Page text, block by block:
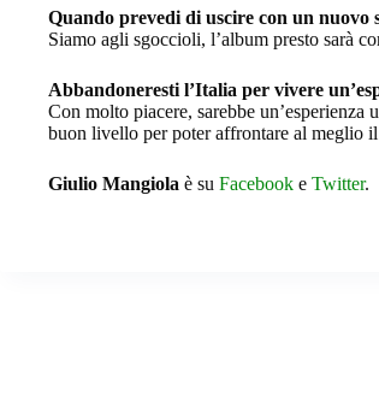
Quando prevedi di uscire con un nuovo
Siamo agli sgoccioli, l’album presto sarà
Abbandoneresti l’Italia per vivere
Con molto piacere, sarebbe
buon livello per poter affrontare al meglio
Giulio Mangiola è su Facebook e Twitter.